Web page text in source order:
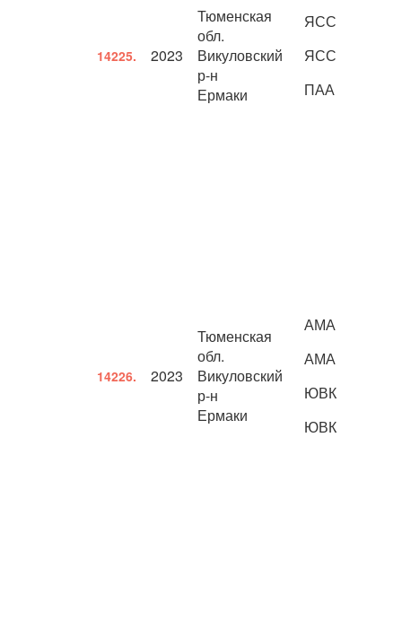
14225. 2023
Тюменская
обл.
Викуловский
р-н
Ермаки
ЯСС
ЯСС
ПАА
14226. 2023
Тюменская
обл.
Викуловский
р-н
Ермаки
АМА
АМА
ЮВК
ЮВК